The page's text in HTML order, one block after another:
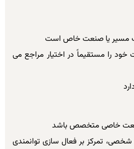
مسیر یا صنعت خاص است
خود را مستقیماً در اختیار مراجع می
خاصی متخصص باشد
شخصی، تمرکز بر فعال سازی توانمندی